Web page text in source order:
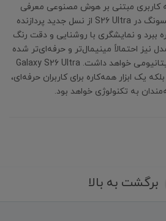
کاربری مبتنی بر هوش مصنوعی معرفی
می‌شود. انتظار می‌رود سامسونگ در S26 Ultra از نسل جدید پردازنده
ببرد و نمایشگری با روشنایی و دقت رنگ
نیز احتمالاً مینیمال‌تر و حرفه‌ای‌تر شده
و بدنه‌ای مقاوم‌تر با فریم تیتانیومی خواهد داشت. Galaxy S26 Ultra
یک ابزار همه‌کاره برای کاربران حرفه‌ای،
به تکنولوژی خواهد بود.
برگشت به بالا